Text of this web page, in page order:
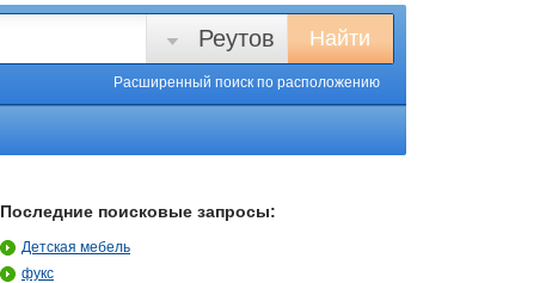
Найти
Реутов
Расширенный поиск по расположению
Последние поисковые запросы:
Детская мебель
фукс